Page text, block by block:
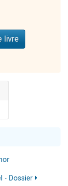
livre
- Dossier